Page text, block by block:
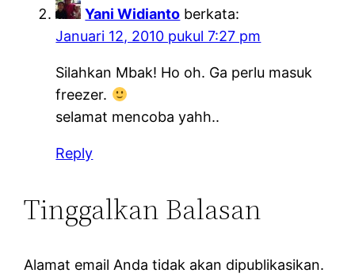
Yani Widianto berkata:
Januari 12, 2010 pukul 7:27 pm
Silahkan Mbak! Ho oh. Ga perlu masuk
freezer.
selamat mencoba yahh..
Reply
Tinggalkan Balasan
Alamat email Anda tidak akan dipublikasikan.